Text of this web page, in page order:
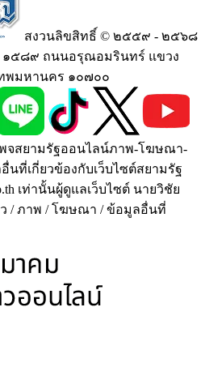
สงวนลิขสิทธิ์ © ๒๕๕๙ - ๒๕๖๘
๑๕๘๙ ถนนอรุณอมรินทร์ แขวง
ทพมหานคร ๑๐๗๐๐
จสยามรัฐออนไลน์ภาพ-โฆษณา-
ที่เกี่ยวข้องกับเว็บไซต์สยามรัฐ
เท่านั้นผู้ดูแลเว็บไซต์ นายวิชัย
/ ภาพ / โฆษณา / ข้อมูลอื่นที่